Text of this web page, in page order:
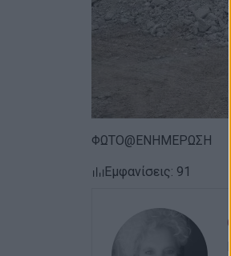
ΦΩΤΟ@ΕΝΗΜΕΡΩΣΗ
Εμφανίσεις: 91